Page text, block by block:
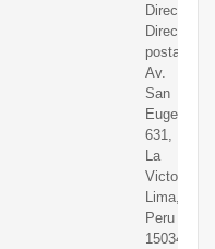
Dirección.
Direccion
postal:
Av.
San
Eugenio
631,
La
Victoria,
Lima,
Peru
15034.